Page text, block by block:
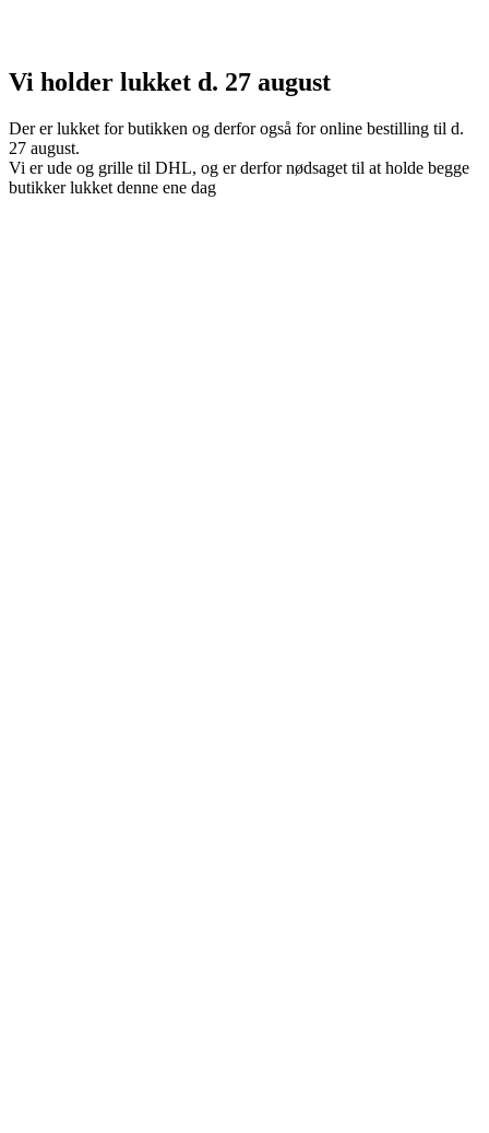
Vi holder lukket d. 27 august
Der er lukket for butikken og derfor også for online bestilling til d.
27 august.
Vi er ude og grille til DHL, og er derfor nødsaget til at holde begge
butikker lukket denne ene dag